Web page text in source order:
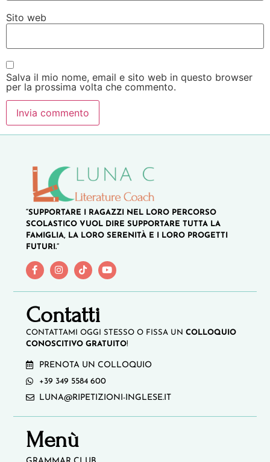
Sito web
Salva il mio nome, email e sito web in questo browser
per la prossima volta che commento.
“SUPPORTARE I RAGAZZI NEL LORO PERCORSO
SCOLASTICO VUOL DIRE SUPPORTARE TUTTA LA
FAMIGLIA, LA LORO SERENITÀ E I LORO PROGETTI
FUTURI.”
Contatti
CONTATTAMI OGGI STESSO O FISSA UN COLLOQUIO
CONOSCITIVO GRATUITO!
PRENOTA UN COLLOQUIO
+39 349 5584 600
LUNA@RIPETIZIONI-INGLESE.IT
Menù